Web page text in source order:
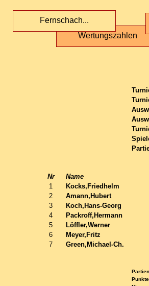
Wertungszahlen
Fernschach...
Nr Name
1
Kocks,Friedhelm
2
Amann,Hubert
3
Koch,Hans-Georg
4
Packroff,Hermann
5
Löffler,Werner
6
Meyer,Fritz
7
Green,Michael-Ch.